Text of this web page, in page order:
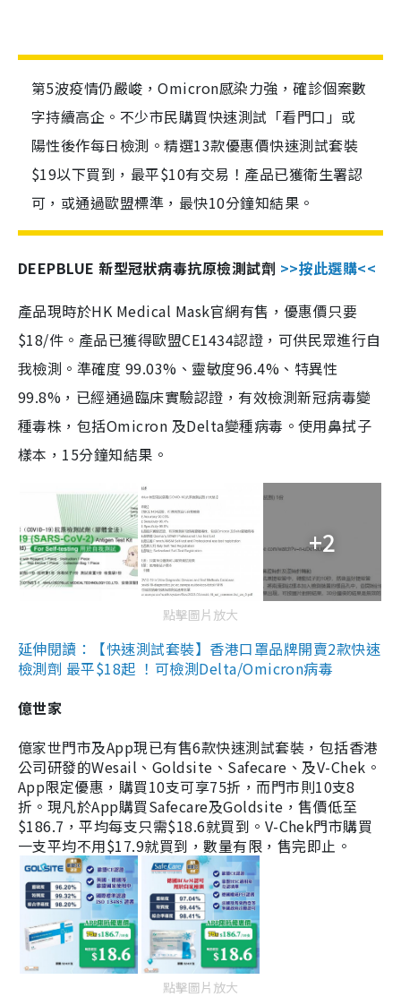
第5波疫情仍嚴峻，Omicron感染力強，確診個案數
字持續高企。不少市民購買快速測試「看門口」或
陽性後作每日檢測。精選13款優惠價快速測試套裝
$19以下買到，最平$10有交易！產品已獲衛生署認
可，或通過歐盟標準，最快10分鐘知結果。
DEEPBLUE 新型冠狀病毒抗原檢測試劑 >>按此選購<<
產品現時於HK Medical Mask官網有售，優惠價只要
$18/件。產品已獲得歐盟CE1434認證，可供民眾進行自
我檢測。準確度 99.03%、靈敏度96.4%、特異性
99.8%，已經通過臨床實驗認證，有效檢測新冠病毒變
種毒株，包括Omicron 及Delta變種病毒。使用鼻拭子
樣本，15分鐘知結果。
+2
點擊圖片放大
延伸閱讀：【快速測試套裝】香港口罩品牌開賣2款快速
檢測劑 最平$18起 ！可檢測Delta/Omicron病毒
億世家
億家世門市及App現已有售6款快速測試套裝，包括香港
公司研發的Wesail、Goldsite、Safecare、及V-Chek。
App限定優惠，購買10支可享75折，而門市則10支8
折。現凡於App購買Safecare及Goldsite，售價低至
$186.7，平均每支只需$18.6就買到。V-Chek門市購買
一支平均不用$17.9就買到，數量有限，售完即止。
點擊圖片放大